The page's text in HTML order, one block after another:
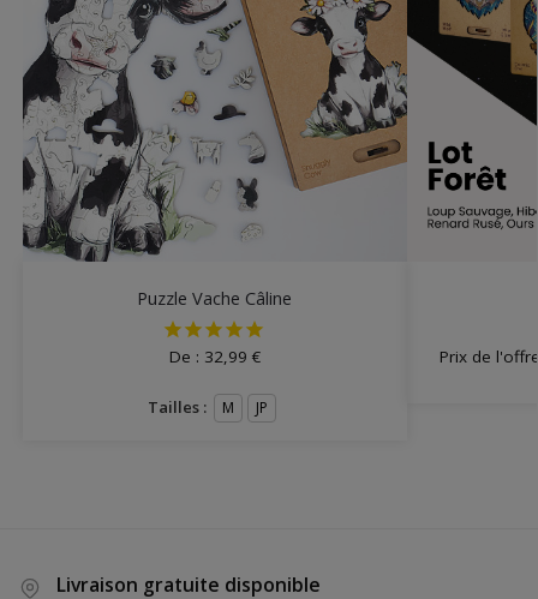
Puzzle Vache Câline
De : 32,99 €
Tailles : M JP
Prix de
Livraison gratuite disponible